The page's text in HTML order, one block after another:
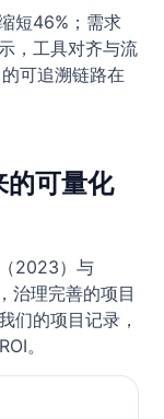
短46%；需求
，工具对齐与流
可追溯链路在
的可量化
2023）与
治理完善的项目
们的项目记录，
。